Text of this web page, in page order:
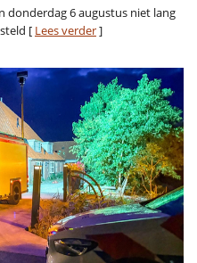
donderdag 6 augustus niet lang
[ Lees verder]